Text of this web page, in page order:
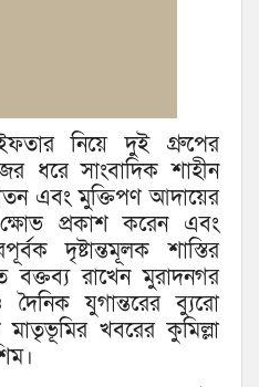
ইফতার নিয়ে দুই গ্রুপের
ধরে সাংবাদিক শাহীন
এবং মুক্তিপণ আদায়ের
প্রকাশ করেন এবং
দৃষ্টান্তমূলক শাস্তির
বক্তব্য রাখেন মুরাদনগর
দৈনিক যুগান্তরের ব্যুরো
খবরের কুমিল্লা